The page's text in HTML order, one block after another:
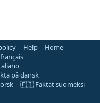
Help
Home
på dansk
🇫🇮 Faktat suomeksi